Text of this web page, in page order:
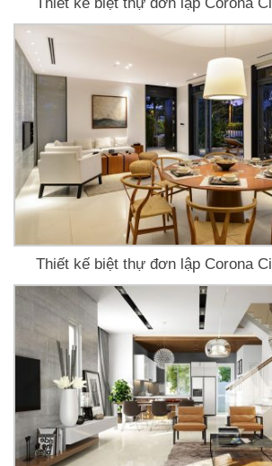
Thiết kế biệt thự đơn lập Corona